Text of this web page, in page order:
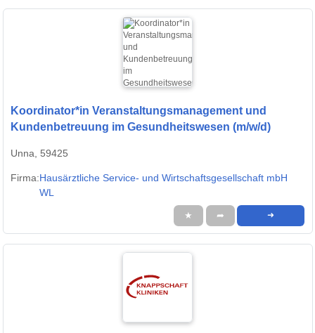
Koordinator*in Veranstaltungsmanagement und
Kundenbetreuung im Gesundheitswesen (m/w/d)
Unna, 59425
Firma:Hausärztliche Service- und Wirtschaftsgesellschaft mbH
WL
★ ➦ ➜